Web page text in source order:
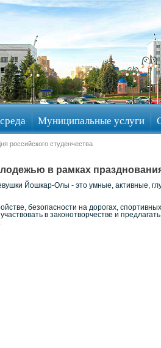
Муниципальные услуги
российского студенчества
в рамках
Йошкар-Олы - это умные, активные,
безопасности на дорогах,
в законотворчестве и